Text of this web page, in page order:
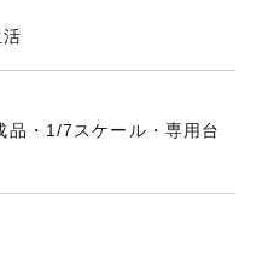
品・1/7スケール・専用台